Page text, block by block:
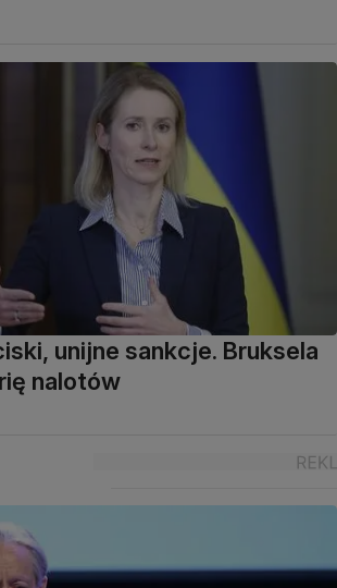
unijne sankcje. Bruksela
nalotów